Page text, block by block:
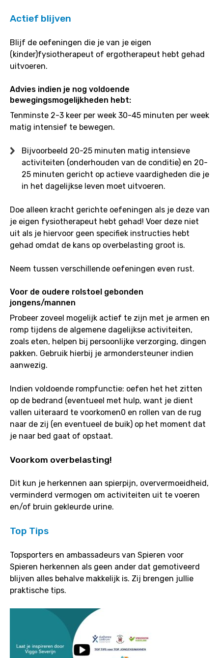
Actief blijven
Blijf de oefeningen die je van je eigen
(kinder)fysiotherapeut of ergotherapeut hebt gehad
uitvoeren.
Advies indien je nog voldoende
bewegingsmogelijkheden hebt:
Tenminste 2-3 keer per week 30-45 minuten per week
matig intensief te bewegen.
Bijvoorbeeld 20-25 minuten matig intensieve
activiteiten (onderhouden van de conditie) en 20-
25 minuten gericht op actieve vaardigheden die je
in het dagelijkse leven moet uitvoeren.
Doe alleen kracht gerichte oefeningen als je deze van
je eigen fysiotherapeut hebt gehad! Voer deze niet
uit als je hiervoor geen specifiek instructies hebt
gehad omdat de kans op overbelasting groot is.
Neem tussen verschillende oefeningen even rust.
Voor de oudere rolstoel gebonden
jongens/mannen
Probeer zoveel mogelijk actief te zijn met je armen en
romp tijdens de algemene dagelijkse activiteiten,
zoals eten, helpen bij persoonlijke verzorging, dingen
pakken. Gebruik hierbij je armondersteuner indien
aanwezig.
Indien voldoende rompfunctie: oefen het het zitten
op de bedrand (eventueel met hulp, want je dient
vallen uiteraard te voorkomen0 en rollen van de rug
naar de zij (en eventueel de buik) op het moment dat
je naar bed gaat of opstaat.
Voorkom overbelasting!
Dit kun je herkennen aan spierpijn, oververmoeidheid,
verminderd vermogen om activiteiten uit te voeren
en/of bruin gekleurde urine.
Top Tips
Topsporters en ambassadeurs van Spieren voor
Spieren herkennen als geen ander dat gemotiveerd
blijven alles behalve makkelijk is. Zij brengen jullie
praktische tips.